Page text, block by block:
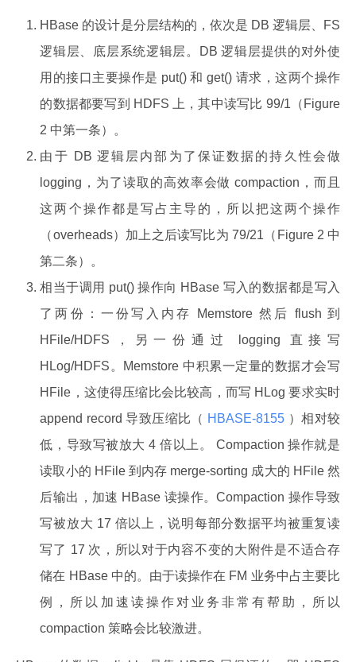
HBase 的设计是分层结构的，依次是 DB 逻辑层、FS
逻辑层、底层系统逻辑层。DB 逻辑层提供的对外使
用的接口主要操作是 put() 和 get() 请求，这两个操作
的数据都要写到 HDFS 上，其中读写比 99/1（Figure
2 中第一条）。
由于 DB 逻辑层内部为了保证数据的持久性会做
logging，为了读取的高效率会做 compaction，而且
这两个操作都是写占主导的，所以把这两个操作
（overheads）加上之后读写比为 79/21（Figure 2 中
第二条）。
相当于调用 put() 操作向 HBase 写入的数据都是写入
了两份：一份写入内存 Memstore 然后 flush 到
HFile/HDFS，另一份通过 logging 直接写
HLog/HDFS。Memstore 中积累一定量的数据才会写
HFile，这使得压缩比会比较高，而写 HLog 要求实时
append record 导致压缩比（ HBASE-8155 ）相对较
低，导致写被放大 4 倍以上。 Compaction 操作就是
读取小的 HFile 到内存 merge-sorting 成大的 HFile 然
后输出，加速 HBase 读操作。Compaction 操作导致
写被放大 17 倍以上，说明每部分数据平均被重复读
写了 17 次，所以对于内容不变的大附件是不适合存
储在 HBase 中的。由于读操作在 FM 业务中占主要比
例，所以加速读操作对业务非常有帮助，所以
compaction 策略会比较激进。